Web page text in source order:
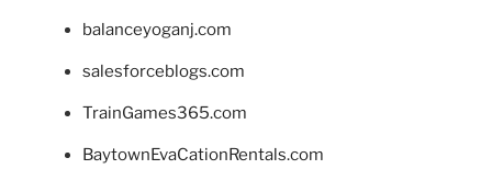
balanceyoganj.com
salesforceblogs.com
TrainGames365.com
BaytownEvaCationRentals.com